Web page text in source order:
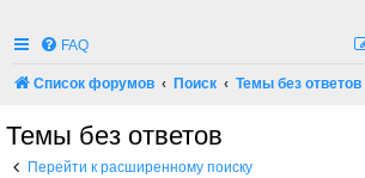
FAQ
Список форумов Поиск Темы без ответов
Темы без ответов
Перейти к расширенному поиску